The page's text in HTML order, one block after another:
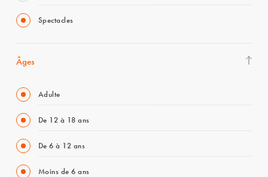
Spectacles
Âges
Adulte
De 12 à 18 ans
De 6 à 12 ans
Moins de 6 ans